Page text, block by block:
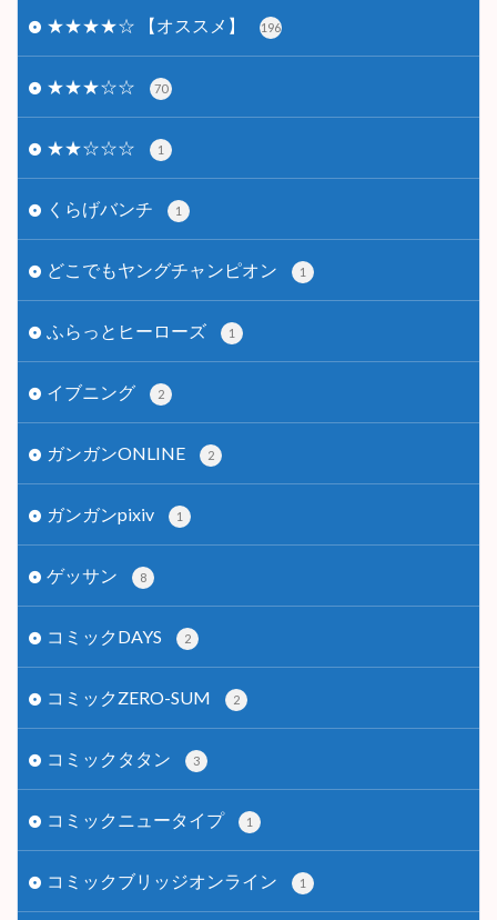
★★★★☆ 【オススメ】 196
★★★☆☆ 70
★★☆☆☆ 1
くらげバンチ 1
どこでもヤングチャンピオン 1
ふらっとヒーローズ 1
イブニング 2
ガンガンONLINE 2
ガンガンpixiv 1
ゲッサン 8
コミックDAYS 2
コミックZERO-SUM 2
コミックタタン 3
コミックニュータイプ 1
コミックブリッジオンライン 1